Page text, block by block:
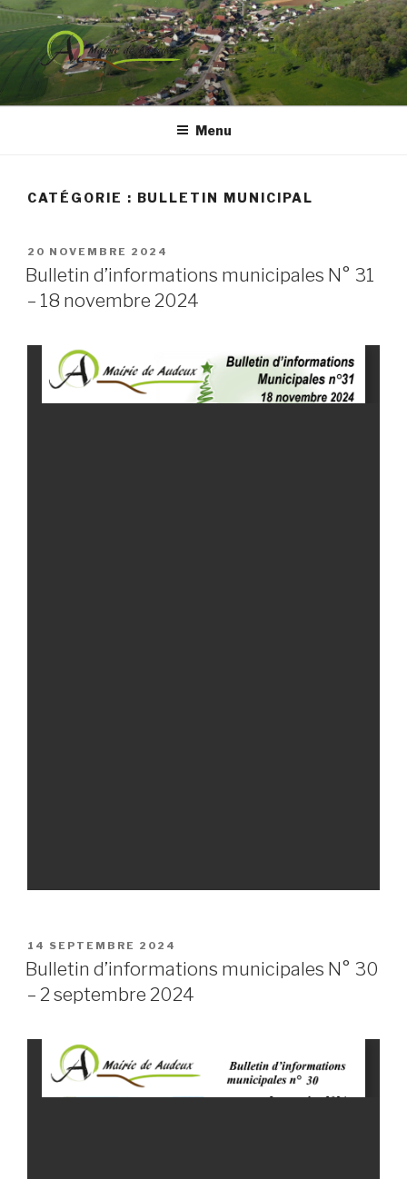
Aller
au
contenu
principal
COMMUNE DE AUDEUX
Menu
CATÉGORIE : BULLETIN MUNICIPAL
PUBLIÉ
LE
20 NOVEMBRE 2024
Bulletin d’informations municipales N° 31
– 18 novembre 2024
PUBLIÉ
LE
14 SEPTEMBRE 2024
Bulletin d’informations municipales N° 30
– 2 septembre 2024